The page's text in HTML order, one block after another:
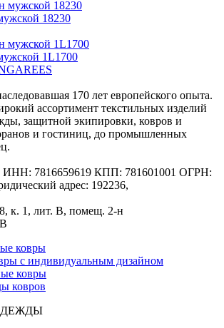
18230
1L1700
170 лет европейского опыта.
ассортимент текстильных изделий
защитной экипировки, ковров и
и гостиниц, до промышленных
ИНН: 7816659619 КПП: 781601001 ОГРН:
адрес: 192236,
к. 1, лит. В, помещ. 2-н
ковры
с индивидуальным дизайном
ковры
ковров